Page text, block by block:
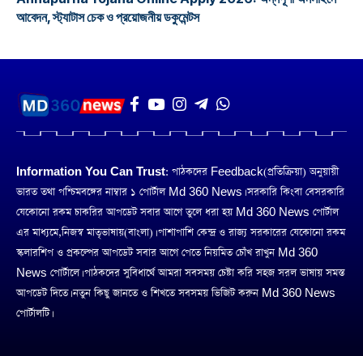
আবেদন, স্ট্যাটাস চেক ও প্রয়োজনীয় ডকুমেন্টস
Information You Can Trust: পাঠকদের Feedback(প্রতিক্রিয়া) অনুয়ায়ী
ভারত তথা পশ্চিমবঙ্গের নাম্বার ১ পোর্টাল Md 360 News। সরকারি কিংবা বেসরকারি
যেকোনো রকম চাকরির আপডেট সবার আগে তুলে ধরা হয় Md 360 News পোর্টাল
এর মাধ্যমে,নিজস্ব মাতৃভাষায়(বাংলা)। পাশাপাশি কেন্দ্র ও রাজ্য সরকারের যেকোনো রকম
স্কলারশিপ ও প্রকল্পের আপডেট সবার আগে পেতে নিয়মিত চোঁখ রাখুন Md 360
News পোর্টালে। পাঠকদের সুবিধার্থে আমরা সবসময় চেষ্টা করি সহজ সরল ভাষায় সমস্ত
আপডেট দিতে। নতুন কিছু জানতে ও শিখতে সবসময় ভিজিট করুন Md 360 News
পোর্টালটি।